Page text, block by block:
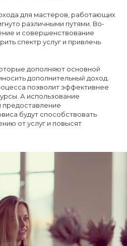
для мастеров, работающих
различными путями. Во-
и совершенствование
спектр услуг и привлечь
дополняют основной
дополнительный доход.
позволит эффективнее
А использование
предоставление
будут способствовать
от услуг и повысят